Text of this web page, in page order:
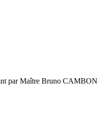
par Maître Bruno CAMBON